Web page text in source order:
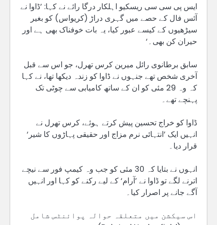
ایس پی سی سی ریسکیو اہلکار درگا رائے نے کہا: ’ڈاوا نے
آئس فال کے حصے میں گہری دراڑ (کریواس) کو بغیر
سیڑھیوں کے کیسے عبور کیا، یہ بات خوفناک بھی ہے اور
حیران کن بھی۔‘
سابق برطانوی رائل میرین کرس تھرل، جو اس سے قبل
آخری شخص تھے جنہوں نے ڈاوا کو زندہ دیکھا تھا، نے کہا
کہ وہ 29 مئی کو ان کے ساتھ کامیابی سے چوٹی تک
پہنچے تھے۔
ڈاوا کو خراج تحسین پیش کرتے ہوئے، کرس تھرل نے
انہیں ایک ’انتہائی نرم مزاج اور حقیقی پہاڑوں کا شیر‘
قرار دیا۔
انہوں نے بتایا کہ 30 مئی کو جب وہ کیمپ فور سے نیچے
اترنے لگے تو ڈاوا نے ’آرام‘ کے لیے رکنے کو کہا اور انہیں
آگے جانے پر اصرار کیا۔
اس سیکشن میں متعلقہ حوالہ پوائنٹس شامل